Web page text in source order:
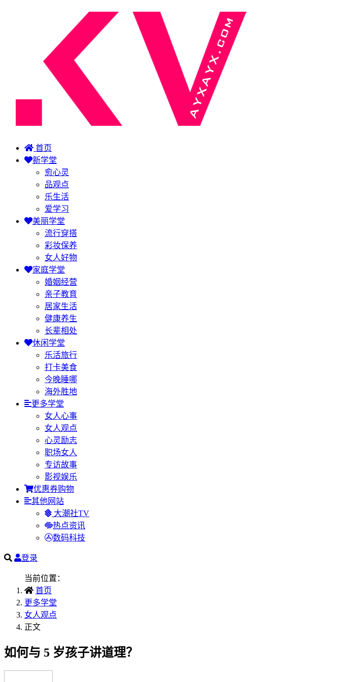
首页
新学堂
愈心灵
品观点
乐生活
爱学习
美丽学堂
流行穿搭
彩妆保养
女人好物
家庭学堂
婚姻经营
亲子教育
居家生活
健康养生
长辈相处
休闲学堂
乐活旅行
打卡美食
今晚睡哪
海外胜地
更多学堂
女人心事
女人观点
心灵励志
职场女人
专访故事
影视娱乐
优惠券购物
其他网站
大潮社TV
热点资讯
数码科技
登录
当前位置：
首页
更多学堂
女人观点
正文
如何与 5 岁孩子讲道理？